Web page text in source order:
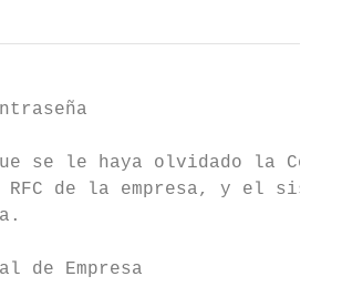
se le haya olvidado la
RFC de la empresa, y el
de Empresa